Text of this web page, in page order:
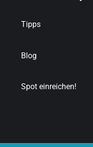
Tipps
Blog
Spot einreichen!